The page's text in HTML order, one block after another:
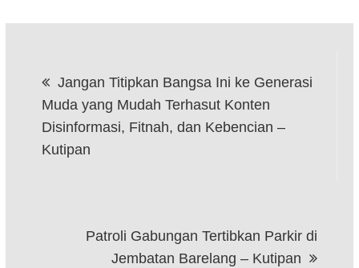
navigation
Jangan Titipkan Bangsa Ini ke Generasi
Muda yang Mudah Terhasut Konten
Disinformasi, Fitnah, dan Kebencian –
Kutipan
Patroli Gabungan Tertibkan Parkir di
Jembatan Barelang – Kutipan